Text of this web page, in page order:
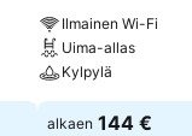
Ilmainen Wi-Fi
Uima-allas
Kylpylä
alkaen 144 €